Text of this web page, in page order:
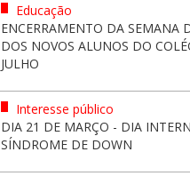
Educação
ENCERRAMENTO DA SEMANA
DOS NOVOS ALUNOS DO
JULHO
Interesse público
DIA 21 DE MARÇO - DIA
SÍNDROME DE DOWN